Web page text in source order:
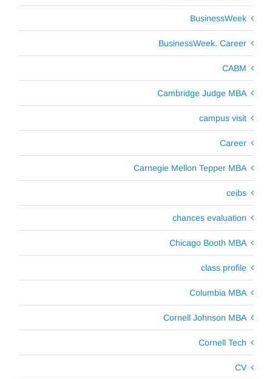
BusinessWeek
BusinessWeek. Career
CABM
Cambridge Judge MBA
campus visit
Career
Carnegie Mellon Tepper MBA
ceibs
chances evaluation
Chicago Booth MBA
class profile
Columbia MBA
Cornell Johnson MBA
Cornell Tech
CV